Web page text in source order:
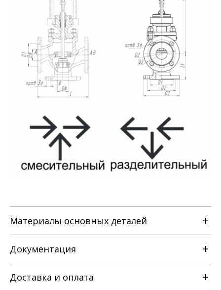
Материалы основных деталей
Наименование детали
Документация
Доставка и оплата